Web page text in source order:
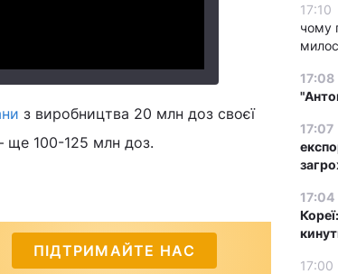
з виробництва 20 млн доз своєї
ще 100-125 млн доз.
ПІДТРИМАЙТЕ НАС
17:10
чому
17:08
17:07
17:04
17:00